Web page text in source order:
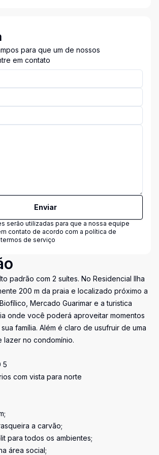
para que um de nossos
em contato
Enviar
serão utilizadas para que a nossa equipe
contato de acordo com a política de
de serviço
padrão com 2 suítes. No Residencial Ilha
200 m da praia e localizado próximo a
Mercado Guarimar e a turistica
onde você poderá aproveitar momentos
família. Além é claro de usufruir de uma
no condomínio.
5
com vista para norte
a carvão;
para todos os ambientes;
área social;